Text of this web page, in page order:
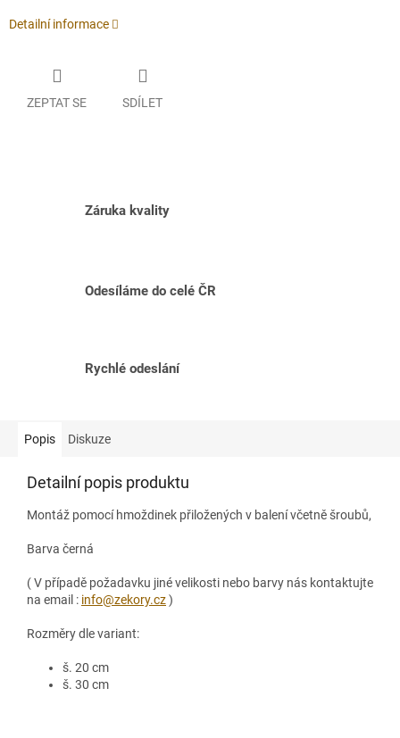
Detailní informace
ZEPTAT SE SDÍLET
Záruka kvality
Odesíláme do celé ČR
Rychlé odeslání
Popis Diskuze
Detailní popis produktu
Montáž pomocí hmoždinek přiložených v balení včetně šroubů,
Barva černá
( V případě požadavku jiné velikosti nebo barvy nás kontaktujte
na email : info@zekory.cz)
Rozměry dle variant:
š. 20 cm
š. 30 cm